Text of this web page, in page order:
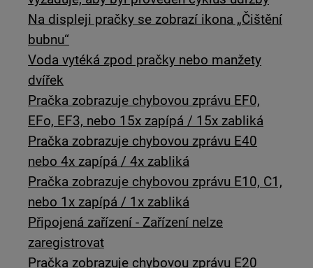
Na displeji pračky se zobrazí ikona „Čištění
bubnu“
Voda vytéká zpod pračky nebo manžety
dvířek
Pračka zobrazuje chybovou zprávu EF0,
EFo, EF3, nebo 15x zapípá / 15x zabliká
Pračka zobrazuje chybovou zprávu E40
nebo 4x zapípá / 4x zabliká
Pračka zobrazuje chybovou zprávu E10, C1,
nebo 1x zapípá / 1x zabliká
Připojená zařízení - Zařízení nelze
zaregistrovat
Pračka zobrazuje chybovou zprávu E20